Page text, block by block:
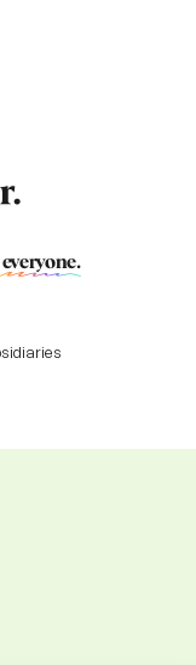
everyone.